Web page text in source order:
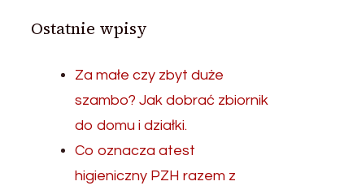
Ostatnie wpisy
Za małe czy zbyt duże
szambo? Jak dobrać zbiornik
do domu i działki.
Co oznacza atest
higieniczny PZH razem z